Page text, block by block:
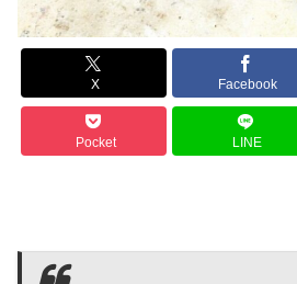
X Facebook
Pocket LINE